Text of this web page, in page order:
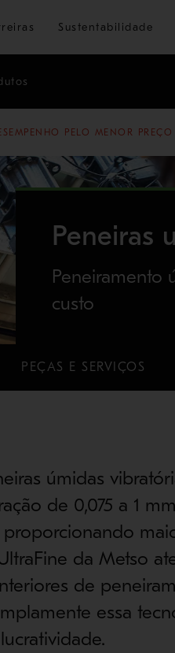
principalSustentabilidade
PELO MENOR PREÇO
Peneiras
Peneiramento
custo
PEÇAS E SERVIÇOS
úmidas
de 0,075 a 1
da Metso
de
essa